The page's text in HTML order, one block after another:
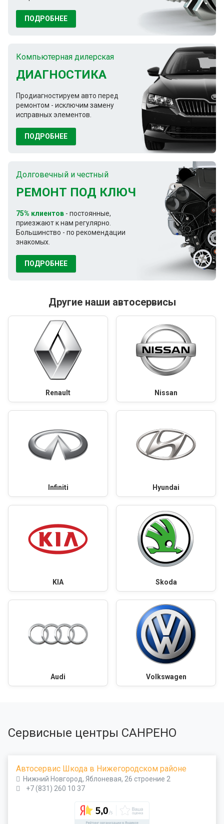
ПОДРОБНЕЕ
Компьютерная дилерская
ДИАГНОСТИКА
Продиагностируем авто перед
ремонтом - исключим замену
исправных элементов.
ПОДРОБНЕЕ
Долговечный и честный
РЕМОНТ ПОД КЛЮЧ
75% клиентов - постоянные,
приезжают к нам регулярно.
Большинство - по рекомендации
знакомых.
ПОДРОБНЕЕ
Другие наши автосервисы
Renault Nissan
Infiniti Hyundai
KIA Skoda
Audi Volkswagen
Сервисные центры САНРЕНО
Автосервис Шкода в Нижегородском районе
Нижний Новгород, Яблоневая, 26 строение 2
+7 (831) 260 10 37